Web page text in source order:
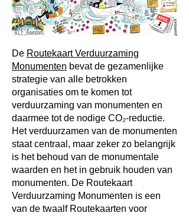
De Routekaart Verduurzaming
Monumenten bevat de gezamenlijke
strategie van alle betrokken
organisaties om te komen tot
verduurzaming van monumenten en
daarmee tot de nodige CO₂-reductie.
Het verduurzamen van de monumenten
staat centraal, maar zeker zo belangrijk
is het behoud van de monumentale
waarden en het in gebruik houden van
monumenten. De Routekaart
Verduurzaming Monumenten is een
van de twaalf Routekaarten voor